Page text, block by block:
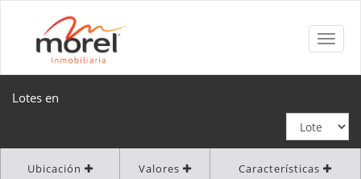
Lotes en
Ubicación Valores Características